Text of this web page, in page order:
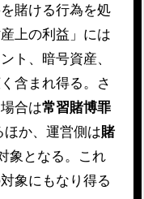
賭ける行為を処
上の利益」には
ト、暗号資産、
含まれ得る。さ
合は常習賭博罪
ほか、運営側は賭
象となる。これ
象にもなり得る